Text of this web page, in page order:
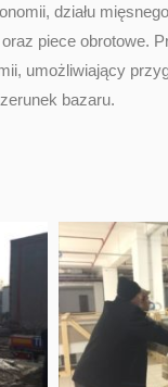
działu
piece obrotowe.
umożliwiający
bazaru.